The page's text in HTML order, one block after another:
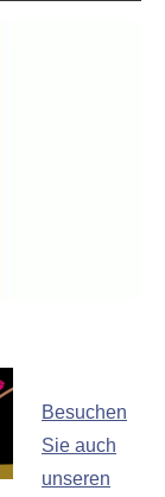
Besuchen
Sie auch
unseren